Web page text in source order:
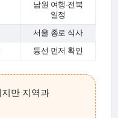
남원 여행·전북
일정
서울 종로 식사
동선 먼저 확인
만 지역과